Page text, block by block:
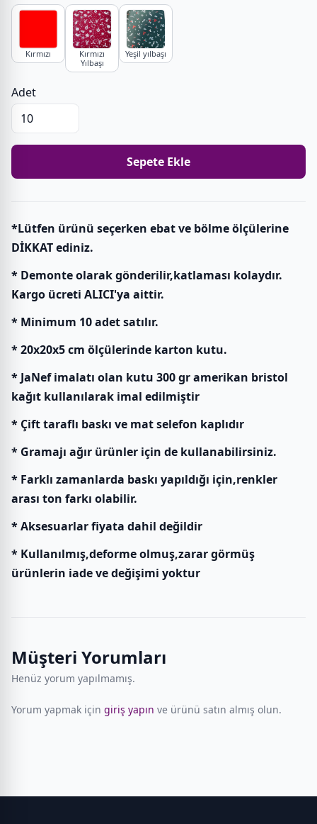
Kırmızı
Kırmızı
Yılbaşı
Yeşil yılbaşı
Adet
Sepete Ekle
*Lütfen ürünü seçerken ebat ve bölme ölçülerine
DİKKAT ediniz.
* Demonte olarak gönderilir,katlaması kolaydır.
Kargo ücreti ALICI'ya aittir.
* Minimum 10 adet satılır.
* 20x20x5 cm ölçülerinde karton kutu.
* JaNef imalatı olan kutu 300 gr amerikan bristol
kağıt kullanılarak imal edilmiştir
* Çift taraflı baskı ve mat selefon kaplıdır
* Gramajı ağır ürünler için de kullanabilirsiniz.
* Farklı zamanlarda baskı yapıldığı için,renkler
arası ton farkı olabilir.
* Aksesuarlar fiyata dahil değildir
* Kullanılmış,deforme olmuş,zarar görmüş
ürünlerin iade ve değişimi yoktur
Müşteri Yorumları
Henüz yorum yapılmamış.
Yorum yapmak için giriş yapın ve ürünü satın almış olun.